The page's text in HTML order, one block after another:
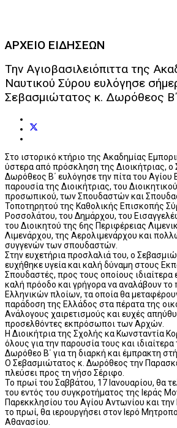
ΑΡΧΕΙΟ ΕΙΔΗΣΕΩΝ
Την Αγιοβασιλειόπιττα της
Ναυτικού Σύρου ευλόγησε
Σεβασμιώτατος κ. Δωρόθεος Β΄
Στο ιστορικό κτήριο της Ακαδημίας
ύστερα από πρόσκληση της Διοικήτριας, ο
Δωρόθεος Β΄ ευλόγησε την πίτα του Αγίου
παρουσία της Διοικήτριας, του
προσωπικού, των Σπουδαστών και
Τοποτηρητού της Καθολικής Επισκοπής
Ροσσολάτου, του Δημάρχου, του
του Διοικητού της 6ης Περιφέρειας
Λιμενάρχου, της Αερολιμενάρχου και
συγγενών των σπουδαστών.
Στην ευχετήρια προσλαλιά του, ο
ευχήθηκε υγεία και καλή δύναμη στους
Σπουδαστές, προς τους οποίους ιδιαίτερα
καλή πρόοδο και γρήγορα να αναλάβουν το
Ελληνικών πλοίων, τα οποία θα
παράδοση της Ελλάδος στα πέρατα της
Ανάλογους χαιρετισμούς και ευχές
προσελθόντες εκπρόσωποι των Αρχών.
Η Διοικήτρια της Σχολής κα Κωνσταντία
όλους για την παρουσία τους και
Δωρόθεο Β΄ για τη διαρκή και έμπρακτη
Ο Σεβασμιώτατος κ. Δωρόθεος την
πλεύσει προς τη νήσο Σέριφο.
Το πρωί του Σαββάτου, 17 Ιανουαρίου, θα
του εντός του συγκροτήματος της Ιεράς
Παρεκκλησίου του Αγίου Αντωνίου και την
το πρωί, θα ιερουργήσει στον Ιερό
Αθανασίου.